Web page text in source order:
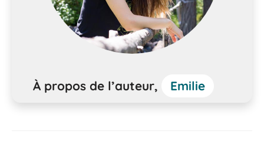
À propos de l’auteur, Emilie